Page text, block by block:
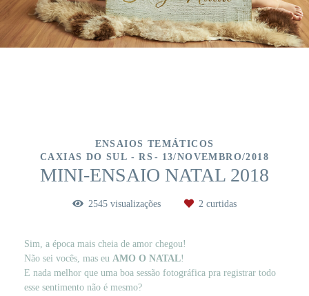
ENSAIOS TEMÁTICOS
CAXIAS DO SUL - RS
13/NOVEMBRO/2018
MINI-ENSAIO NATAL 2018
2545 visualizações 2 curtidas
Sim, a época mais cheia de amor chegou!
Não sei vocês, mas eu AMO O NATAL!
E nada melhor que uma boa sessão fotográfica pra registrar todo
esse sentimento não é mesmo?